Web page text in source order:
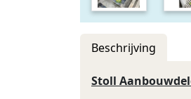
Beschrijving
Stoll